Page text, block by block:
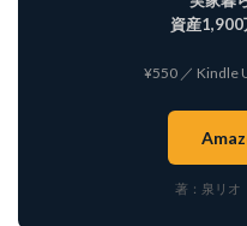
資産1,900
¥550 ／ Kindle
著：泉リオ